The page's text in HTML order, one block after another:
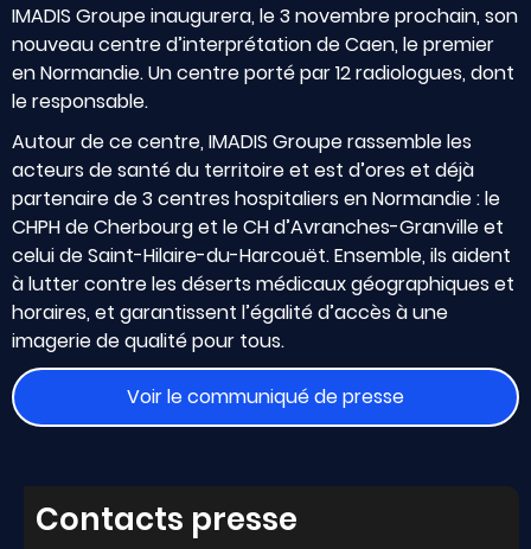
IMADIS Groupe inaugurera, le 3 novembre prochain, son
nouveau centre d’interprétation de Caen, le premier
en Normandie. Un centre porté par 12 radiologues, dont
le responsable.
Autour de ce centre, IMADIS Groupe rassemble les
acteurs de santé du territoire et est d’ores et déjà
partenaire de 3 centres hospitaliers en Normandie : le
CHPH de Cherbourg et le CH d’Avranches-Granville et
celui de Saint-Hilaire-du-Harcouët. Ensemble, ils aident
à lutter contre les déserts médicaux géographiques et
horaires, et garantissent l’égalité d’accès à une
imagerie de qualité pour tous.
Voir le communiqué de presse
Contacts presse